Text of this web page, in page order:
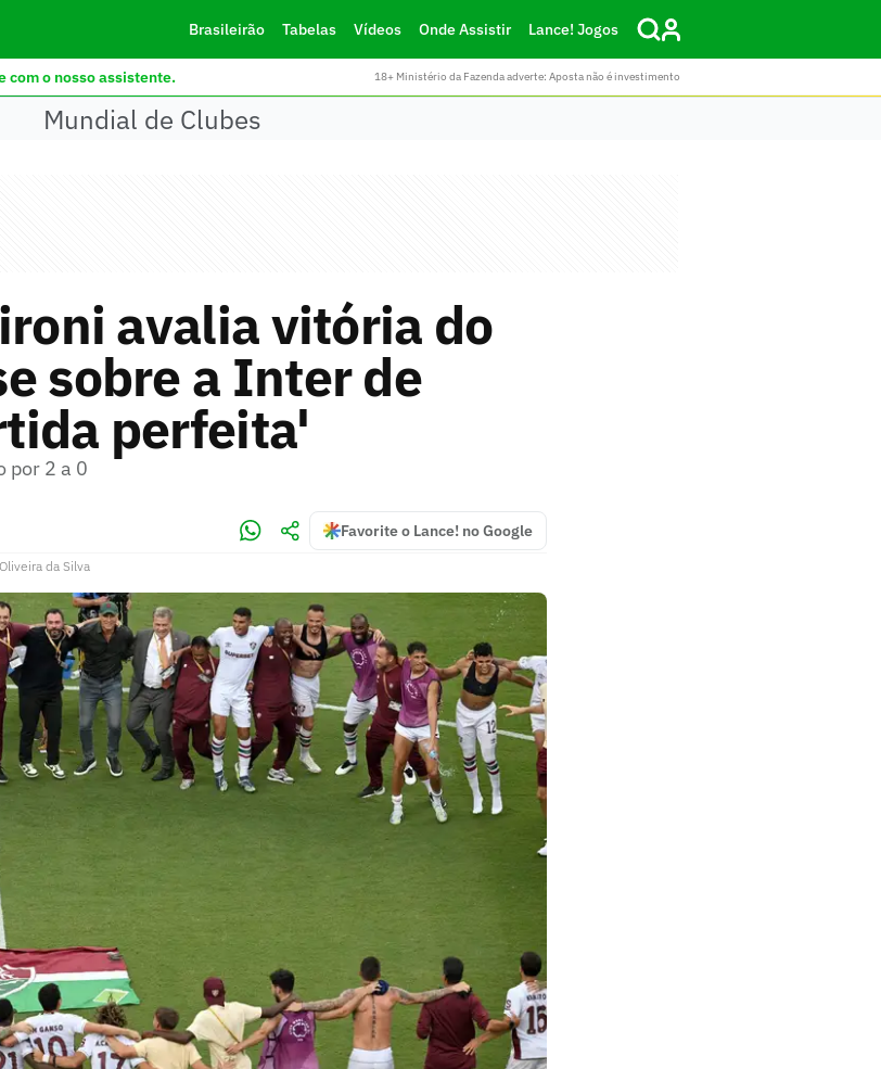
Brasileirão Tabelas Vídeos Onde Assistir Lance! Jogos
com o nosso assistente. 18+ Ministério da Fazenda adverte: Aposta não é investimento
Mundial de Clubes
avalia vitória do
sobre a Inter de
perfeita'
por 2 a 0
Favorite o Lance! no Google
da Silva